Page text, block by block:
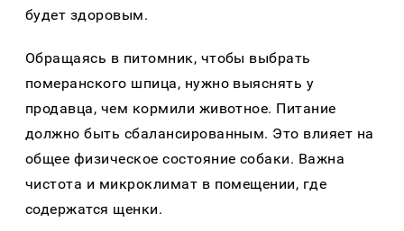
будет здоровым.
Обращаясь в питомник, чтобы выбрать
померанского шпица, нужно выяснять у
продавца, чем кормили животное. Питание
должно быть сбалансированным. Это влияет на
общее физическое состояние собаки. Важна
чистота и микроклимат в помещении, где
содержатся щенки.